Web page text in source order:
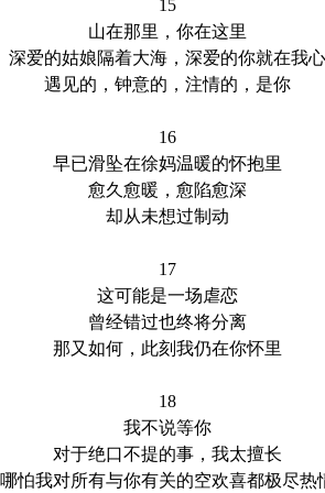
15
山在那里，你在这里
深爱的姑娘隔着大海，深爱的你就在我心
遇见的，钟意的，注情的，是你
16
早已滑坠在徐妈温暖的怀抱里
愈久愈暖，愈陷愈深
却从未想过制动
17
这可能是一场虐恋
曾经错过也终将分离
那又如何，此刻我仍在你怀里
18
我不说等你
对于绝口不提的事，我太擅长
哪怕我对所有与你有关的空欢喜都极尽热